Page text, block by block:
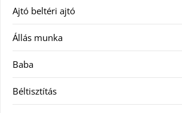
Ajtó beltéri ajtó
Állás munka
Baba
Béltisztítás